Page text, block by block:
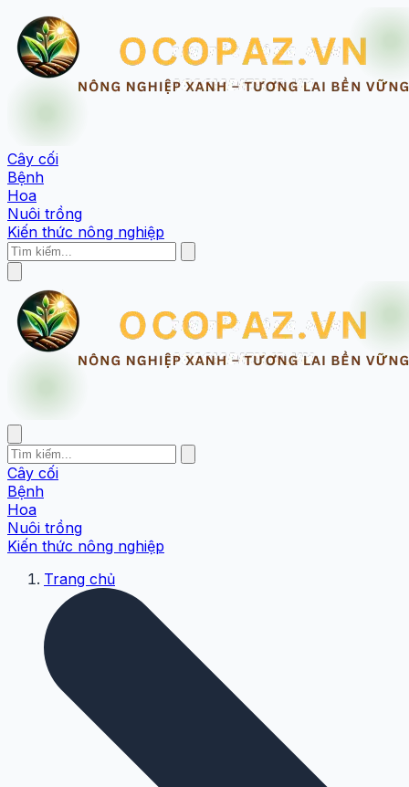
Cây cối
Bệnh
Hoa
Nuôi trồng
Kiến thức nông nghiệp
Cây cối
Bệnh
Hoa
Nuôi trồng
Kiến thức nông nghiệp
Trang chủ